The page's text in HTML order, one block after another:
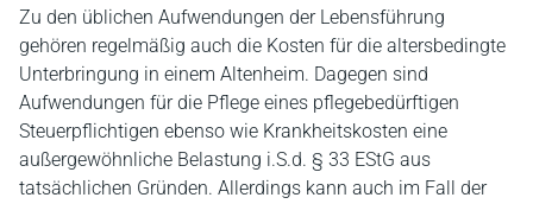
Zu den üblichen Aufwendungen der Lebensführung
gehören regelmäßig auch die Kosten für die altersbedingte
Unterbringung in einem Altenheim. Dagegen sind
Aufwendungen für die Pflege eines pflegebedürftigen
Steuerpflichtigen ebenso wie Krankheitskosten eine
außergewöhnliche Belastung i.S.d. § 33 EStG aus
tatsächlichen Gründen. Allerdings kann auch im Fall der